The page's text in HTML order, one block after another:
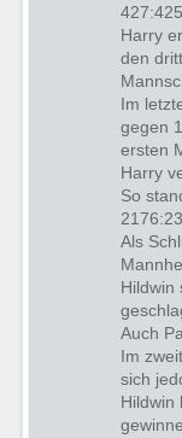
Harry
den
Im
gegen
ersten
Harry
So
Als
Hildwin
Auch
Im
sich
Hildwin